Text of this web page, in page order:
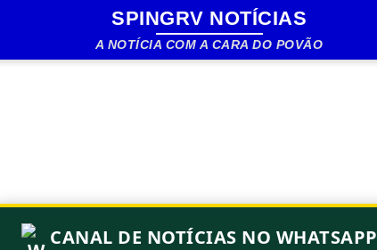
Pular para o conteúdo principal
SPINGRV NOTÍCIAS
A NOTÍCIA COM A CARA DO POVÃO
CANAL DE NOTÍCIAS NO WHATSAPP